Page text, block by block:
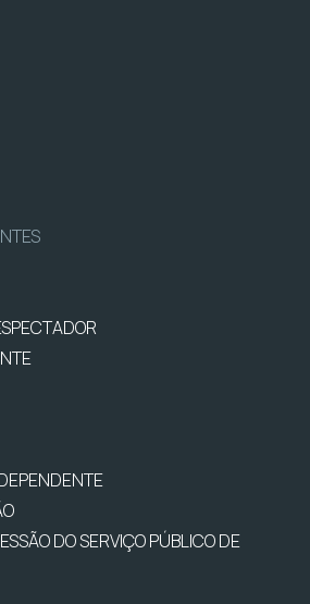
DO SERVIÇO PÚBLICO DE